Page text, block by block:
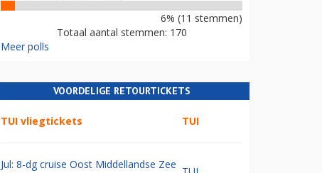
6% (11 stemmen)
Totaal aantal stemmen: 170
Meer polls
VOORDELIGE RETOURTICKETS
TUI vliegtickets TUI
Jul: 8-dg cruise Oost Middellandse Zee